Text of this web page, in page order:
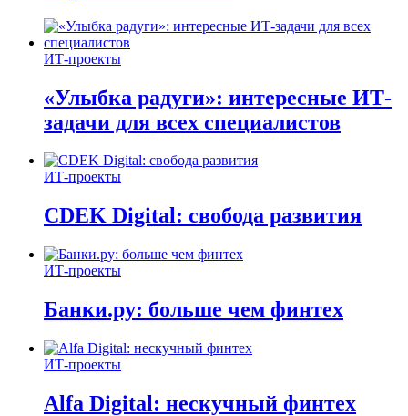
ИТ-проекты
«Улыбка радуги»: интересные ИТ-
задачи для всех специалистов
ИТ-проекты
CDEK Digital: свобода развития
ИТ-проекты
Банки.ру: больше чем финтех
ИТ-проекты
Alfa Digital: нескучный финтех